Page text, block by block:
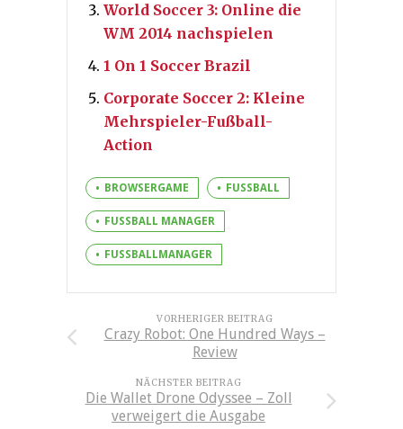
World Soccer 3: Online die
WM 2014 nachspielen
1 On 1 Soccer Brazil
Corporate Soccer 2: Kleine
Mehrspieler-Fußball-
Action
BROWSERGAME FUSSBALL
FUSSBALL MANAGER
FUSSBALLMANAGER
VORHERIGER BEITRAG
Crazy Robot: One Hundred Ways –
Review
NÄCHSTER BEITRAG
Die Wallet Drone Odyssee – Zoll
verweigert die Ausgabe